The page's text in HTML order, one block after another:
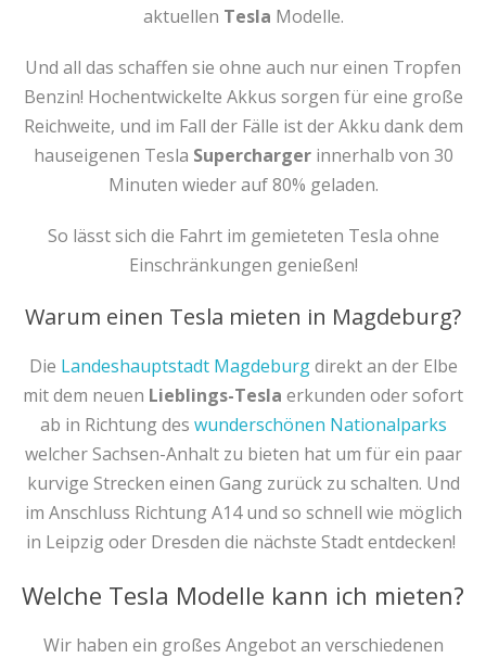
aktuellen Tesla Modelle.
Und all das schaffen sie ohne auch nur einen Tropfen
Benzin! Hochentwickelte Akkus sorgen für eine große
Reichweite, und im Fall der Fälle ist der Akku dank dem
hauseigenen Tesla Supercharger innerhalb von 30
Minuten wieder auf 80% geladen.
So lässt sich die Fahrt im gemieteten Tesla ohne
Einschränkungen genießen!
Warum einen Tesla mieten in Magdeburg?
Die Landeshauptstadt Magdeburgdirekt an der Elbe
mit dem neuen Lieblings-Tesla erkunden oder sofort
ab in Richtung des wunderschönen Nationalparks
welcher Sachsen-Anhalt zu bieten hat um für ein paar
kurvige Strecken einen Gang zurück zu schalten. Und
im Anschluss Richtung A14 und so schnell wie möglich
in Leipzig oder Dresden die nächste Stadt entdecken!
Welche Tesla Modelle kann ich mieten?
Wir haben ein großes Angebot an verschiedenen